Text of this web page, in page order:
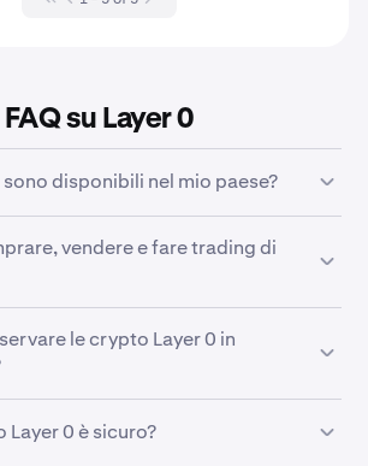
FAQ su Layer 0
disponibili nel mio paese?
per la vendita, l'acquisto e il
di residenza verificato.
vendere e fare trading di
ad esempio le crypto Layer 0. Visita
Centro di supporto
dettagliata.
le crypto Layer 0 in
in base alle scelte personali di
0 è sicuro?